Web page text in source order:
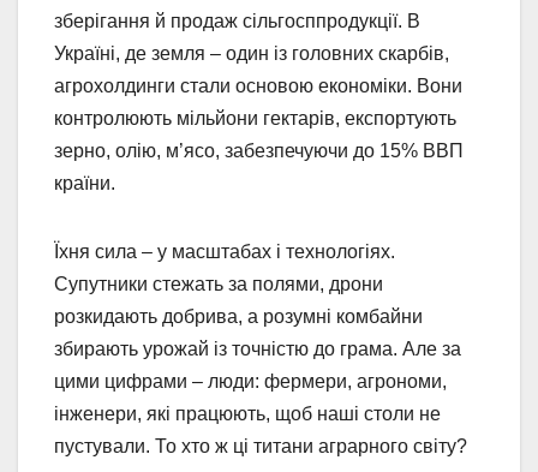
зберігання й продаж сільгосппродукції. В
Україні, де земля – один із головних скарбів,
агрохолдинги стали основою економіки. Вони
контролюють мільйони гектарів, експортують
зерно, олію, м’ясо, забезпечуючи до 15% ВВП
країни.
Їхня сила – у масштабах і технологіях.
Супутники стежать за полями, дрони
розкидають добрива, а розумні комбайни
збирають урожай із точністю до грама. Але за
цими цифрами – люди: фермери, агрономи,
інженери, які працюють, щоб наші столи не
пустували. То хто ж ці титани аграрного світу?